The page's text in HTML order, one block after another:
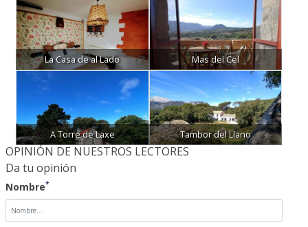
La Casa de al Lado Mas del Cel
A Torre de Laxe Tambor del Llano
OPINIÓN DE NUESTROS LECTORES
Da tu opinión
Nombre*